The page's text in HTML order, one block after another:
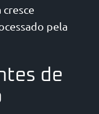
pela
de